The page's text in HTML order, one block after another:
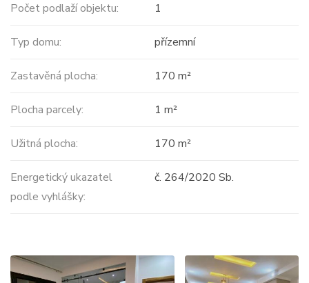
Počet podlaží objektu: 1
Typ domu: přízemní
Zastavěná plocha: 170 m²
Plocha parcely: 1 m²
Užitná plocha: 170 m²
Energetický ukazatel
podle vyhlášky:
č. 264/2020 Sb.